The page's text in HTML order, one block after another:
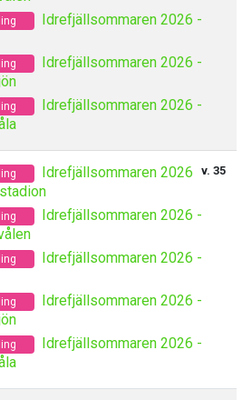
Idrefjällsommaren 2026 -
Idrefjällsommaren 2026 -
Idrefjällsommaren 2026 -
v. 35
Idrefjällsommaren 2026
Idrefjällsommaren 2026 -
Idrefjällsommaren 2026 -
Idrefjällsommaren 2026 -
Idrefjällsommaren 2026 -